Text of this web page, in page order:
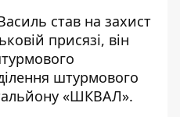
став на захист
присязі, він
штурмового
«ШКВАЛ».